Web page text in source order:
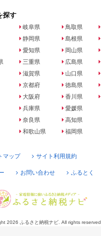
探す
岐阜県
静岡県
愛知県
三重県
滋賀県
京都府
大阪府
兵庫県
奈良県
和歌山県
鳥取県
島根県
岡山県
広島県
山口県
徳島県
香川県
愛媛県
高知県
福岡県
マップ サイト利用規約
お問い合わせ ふるとく
2026 ふるさと納税ナビ. All rights reserved.